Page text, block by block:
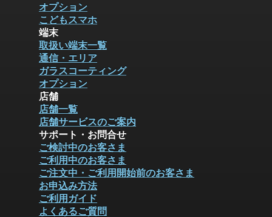
オプション
こどもスマホ
端末
取扱い端末一覧
通信・エリア
ガラスコーティング
オプション
店舗
店舗一覧
店舗サービスのご案内
サポート・お問合せ
ご検討中のお客さま
ご利用中のお客さま
ご注文中・ご利用開始前のお客さま
お申込み方法
ご利用ガイド
よくあるご質問